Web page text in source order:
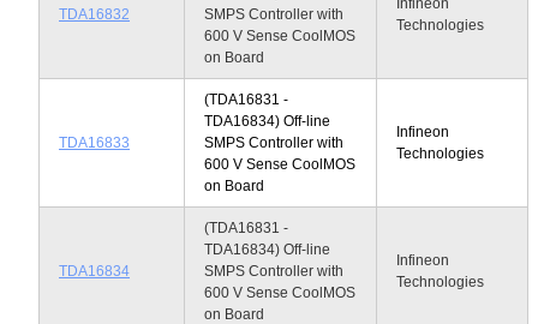
TDA16832
SMPS Controller with
600 V Sense CoolMOS
on Board
Technologies
TDA16833
(TDA16831 -
TDA16834) Off-line
SMPS Controller with
600 V Sense CoolMOS
on Board
Infineon
Technologies
TDA16834
(TDA16831 -
TDA16834) Off-line
SMPS Controller with
600 V Sense CoolMOS
on Board
Infineon
Technologies